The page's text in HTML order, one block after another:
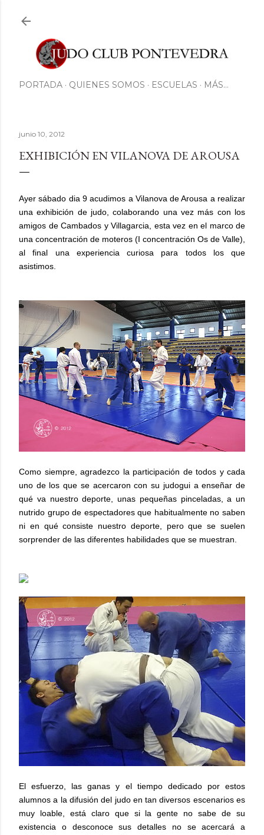
PORTADA QUIENES SOMOS ESCUELAS MÁS…
junio 10, 2012
EXHIBICIÓN EN VILANOVA DE AROUSA
Ayer sábado dia 9 acudimos a Vilanova de Arousa a realizar
una exhibición de judo, colaborando una vez más con los
amigos de Cambados y Villagarcia, esta vez en el marco de
una concentración de moteros (I concentración Os de Valle),
al final una experiencia curiosa para todos los que
asistimos.
Como siempre, agradezco la participación de todos y cada
uno de los que se acercaron con su judogui a enseñar de
qué va nuestro deporte, unas pequeñas pinceladas, a un
nutrido grupo de espectadores que habitualmente no saben
ni en qué consiste nuestro deporte, pero que se suelen
sorprender de las diferentes habilidades que se muestran.
El esfuerzo, las ganas y el tiempo dedicado por estos
alumnos a la difusión del judo en tan diversos escenarios es
muy loable, está claro que si la gente no sabe de su
existencia o desconoce sus detalles no se acercará a